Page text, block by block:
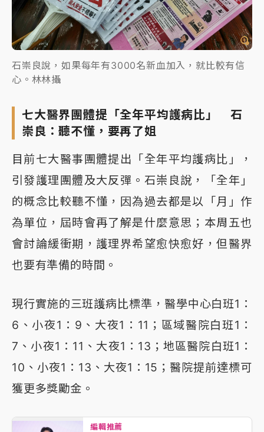
石崇良說，如果每年有3000名新血加入，就比較有信
心。林林攝
七大醫界團體提「全年平均護病比」 石
崇良：聽不懂，要再了姐
目前七大醫事團體提出「全年平均護病比」，
引發護理團體及大反彈。石崇良說，「全年」
的概念比較聽不懂，因為過去都是以「月」作
為單位，屆時會再了解是什麼意思；本周五也
會討論緩衝期，護理界希望愈快愈好，但醫界
也要有準備的時間。
現行實施的三班護病比標準，醫學中心白班1：
6、小夜1：9、大夜1：11；區域醫院白班1：
7、小夜1：11、大夜1：13；地區醫院白班1：
10、小夜1：13、大夜1：15；醫院提前達標可
獲更多獎勵金。
編輯推薦